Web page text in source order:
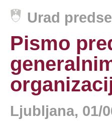
Urad
Pismo
Ljubljana, 01/